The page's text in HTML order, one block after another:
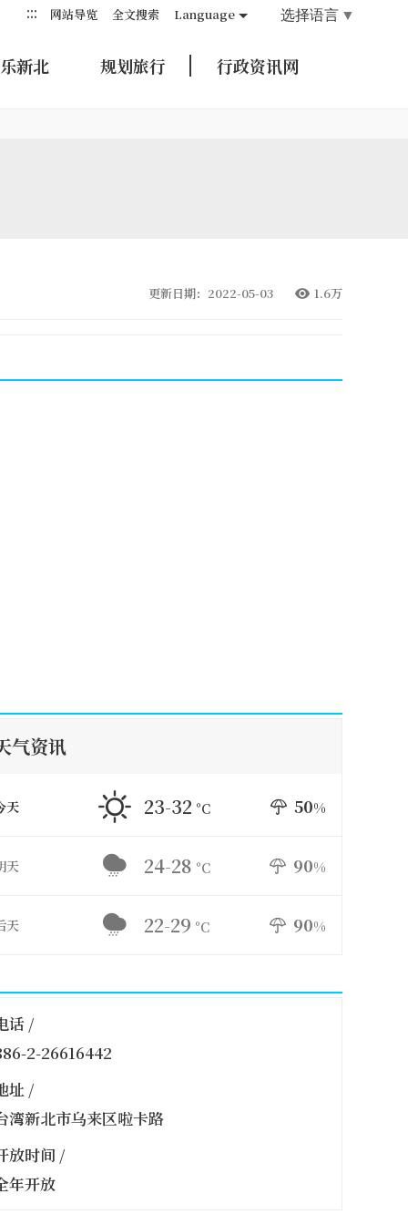
::: 网站导览 全文搜索 Language 选择语言 ▼
新北 规划旅行 行政资讯网
更新日期：2022-05-03 1.6万
气资讯
天 23-32 °C 50%
天 24-28 °C 90%
天 22-29 °C 90%
话 /
2-26616442
址 /
湾新北市乌来区啦卡路
放时间 /
年开放